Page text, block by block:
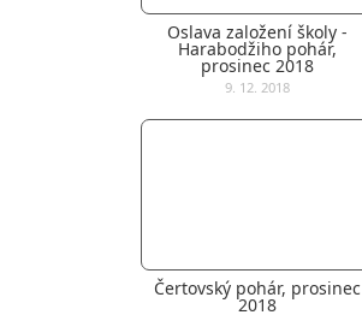
Oslava založení školy -
Harabodžiho pohár,
prosinec 2018
9. 12. 2018
Čertovský pohár, prosinec
2018